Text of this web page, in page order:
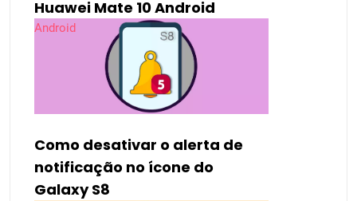
Huawei Mate 10 Android
Android
Como desativar o alerta de
notificação no ícone do
Galaxy S8